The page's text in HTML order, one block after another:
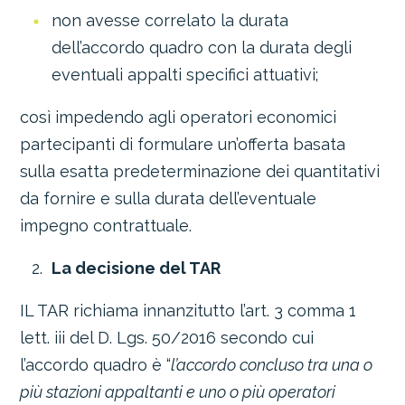
non avesse correlato la durata
dell’accordo quadro con la durata degli
eventuali appalti specifici attuativi;
così impedendo agli operatori economici
partecipanti di formulare un’offerta basata
sulla esatta predeterminazione dei quantitativi
da fornire e sulla durata dell’eventuale
impegno contrattuale.
La decisione del TAR
IL TAR richiama innanzitutto l’art. 3 comma 1
lett. iii del D. Lgs. 50/2016 secondo cui
l’accordo quadro è “l’accordo concluso tra una o
più stazioni appaltanti e uno o più operatori